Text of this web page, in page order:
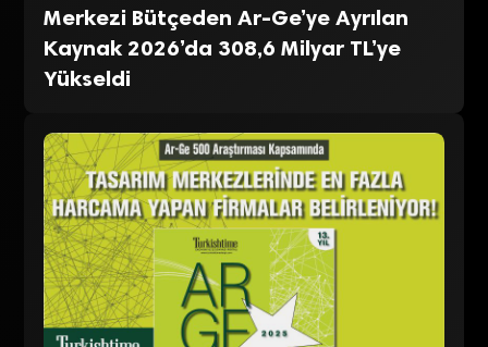
Merkezi Bütçeden Ar-Ge’ye Ayrılan
Kaynak 2026’da 308,6 Milyar TL’ye
Yükseldi